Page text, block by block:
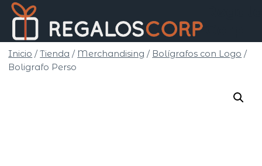
Saltar
contenido
Inicio / Tienda / Merchandising / Bolígrafos con Logo /
Boligrafo Perso